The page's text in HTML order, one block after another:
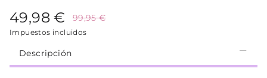
49,98 € 99,95 €
Impuestos incluidos
Descripción